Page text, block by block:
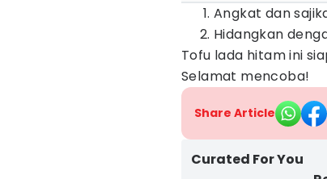
Angkat dan
Hidangkan
Tofu lada hitam ini
Selamat mencoba!
Share Article
Curated For You